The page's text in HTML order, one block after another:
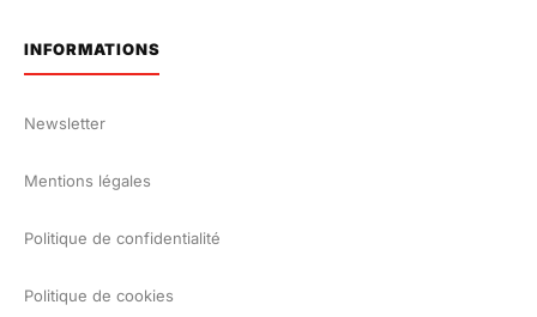
INFORMATIONS
Newsletter
Mentions légales
Politique de confidentialité
Politique de cookies